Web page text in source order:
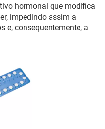
hormonal que modifica
impedindo assim a
e, consequentemente, a